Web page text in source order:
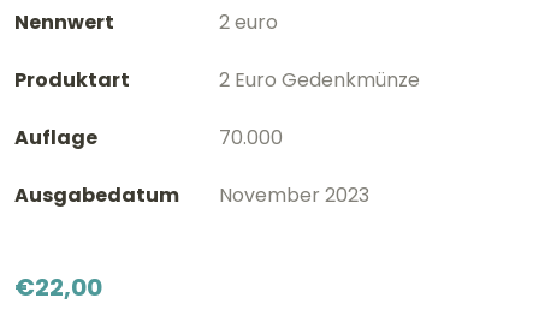
Nennwert 2 euro
Produktart 2 Euro Gedenkmünze
Auflage 70.000
Ausgabedatum November 2023
€22,00